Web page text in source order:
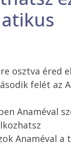
osztva éred
felét az
Anaméval
Anaméval a